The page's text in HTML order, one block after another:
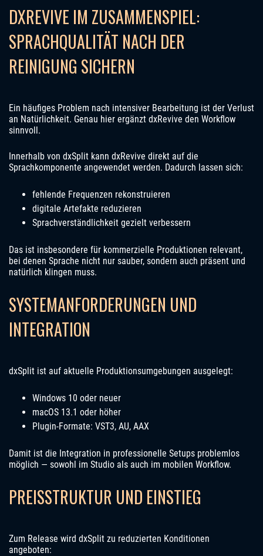
DXREVIVE IM ZUSAMMENSPIEL:
SPRACHQUALITÄT NACH DER
REINIGUNG SICHERN
Ein häufiges Problem nach intensiver Bearbeitung ist der Verlust
an Natürlichkeit. Genau hier ergänzt dxRevive den Workflow
sinnvoll.
Innerhalb von dxSplit kann dxRevive direkt auf die
Sprachkomponente angewendet werden. Dadurch lassen sich:
fehlende Frequenzen rekonstruieren
digitale Artefakte reduzieren
Sprachverständlichkeit gezielt verbessern
Das ist insbesondere für kommerzielle Produktionen relevant,
bei denen Sprache nicht nur sauber, sondern auch präsent und
natürlich klingen muss.
SYSTEMANFORDERUNGEN UND
INTEGRATION
dxSplit ist auf aktuelle Produktionsumgebungen ausgelegt:
Windows 10 oder neuer
macOS 13.1 oder höher
Plugin-Formate: VST3, AU, AAX
Damit ist die Integration in professionelle Setups problemlos
möglich — sowohl im Studio als auch im mobilen Workflow.
PREISSTRUKTUR UND EINSTIEG
Zum Release wird dxSplit zu reduzierten Konditionen
angeboten: